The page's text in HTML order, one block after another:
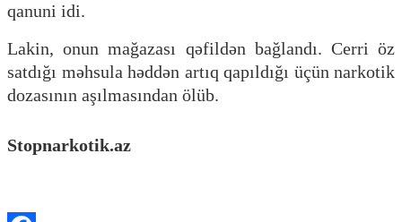
qanuni idi.
Lakin, onun mağazası qəfildən bağlandı. Cerri öz
satdığı məhsula həddən artıq qapıldığı üçün narkotik
dozasının aşılmasından ölüb.
Stopnarkotik.az